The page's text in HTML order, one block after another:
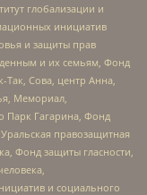
глобализации и
инициатив
и защиты прав
и их семьям, Фонд
Так, Сова, центр Анна,
Мемориал,
Парк Гагарина, Фонд
правозащитная
Фонд защиты гласности,
и социального